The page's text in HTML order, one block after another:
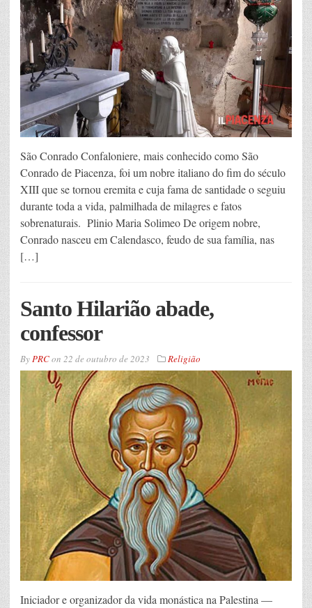
São Conrado Confaloniere, mais conhecido como São
Conrado de Piacenza, foi um nobre italiano do fim do século
XIII que se tornou eremita e cuja fama de santidade o seguiu
durante toda a vida, palmilhada de milagres e fatos
sobrenaturais. Plinio Maria Solimeo De origem nobre,
Conrado nasceu em Calendasco, feudo de sua família, nas
[…]
Santo Hilarião abade,
confessor
ByPRCon 22 de outubro de 2023 Religião
Iniciador e organizador da vida monástica na Palestina —